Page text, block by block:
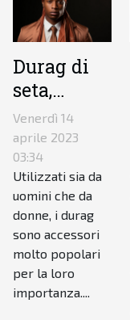
Durag di
seta,
perché
investire
in questo
accessorio
di moda?
Venerdì 14
aprile 2023
03:34
Utilizzati sia da
uomini che da
donne, i durag
sono accessori
molto popolari
per la loro
importanza....